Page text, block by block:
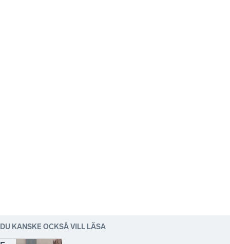
DU KANSKE OCKSÅ VILL LÄSA